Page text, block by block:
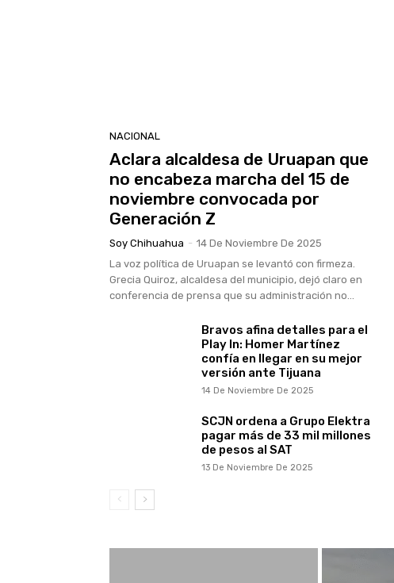
NACIONAL
Aclara alcaldesa de Uruapan que
no encabeza marcha del 15 de
noviembre convocada por
Generación Z
Soy Chihuahua - 14 De Noviembre De 2025
La voz política de Uruapan se levantó con firmeza.
Grecia Quiroz, alcaldesa del municipio, dejó claro en
conferencia de prensa que su administración no...
Bravos afina detalles para el
Play In: Homer Martínez
confía en llegar en su mejor
versión ante Tijuana
14 De Noviembre De 2025
SCJN ordena a Grupo Elektra
pagar más de 33 mil millones
de pesos al SAT
13 De Noviembre De 2025